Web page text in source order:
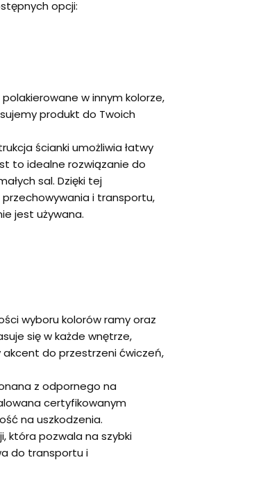
opcji:
w innym kolorze,
produkt do Twoich
ścianki umożliwia łatwy
to idealne rozwiązanie do
sal. Dzięki tej
i transportu,
jest używana.
wyboru kolorów ramy oraz
się w każde wnętrze,
do przestrzeni ćwiczeń,
z odpornego na
certyfikowanym
na uszkodzenia.
która pozwala na szybki
do transportu i